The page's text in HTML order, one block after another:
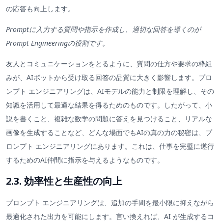
の応答も向上します。
Promptに入力する質問や指示を作成し、適切な回答を導くのが
Prompt Engineeringの役割です。
友人とコミュニケーションをとるように、質問の仕方や要求の枠組
みが、AIボットから受け取る回答の品質に大きく影響します。プロ
ンプト エンジニアリングは、AIモデルの能力と制限を理解し、その
知識を活用して最適な結果を得るためのものです。したがって、小
説を書くこと、複雑な数学の問題に答えを見つけること、リアルな
画像を生成することなど、どんな場面でもAIの真の力の秘密は、プ
ロンプト エンジニアリングにあります。これは、仕事を完璧に遂行
するためのAI仲間に指示を与えるようなものです。
2.3. 効率性と生産性の向上
プロンプト エンジニアリングは、追加の手間を最小限に抑えながら
最適化された出力を可能にします。言い換えれば、AI が生成するコ